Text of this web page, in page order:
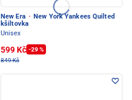
New Era · New York Yankees Quilted
kšiltovka
Unisex
599 Kč -29 %
849 Kč